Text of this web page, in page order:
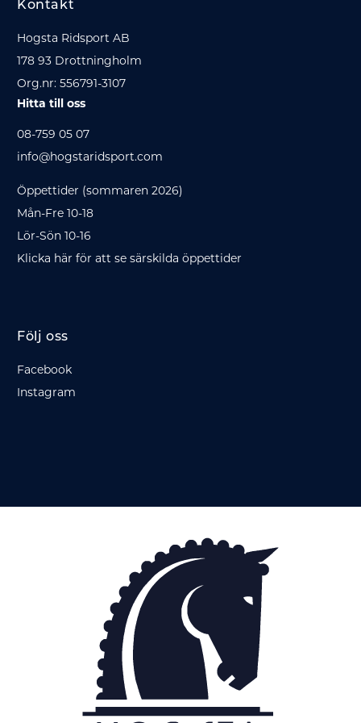
Kontakt
Hogsta Ridsport AB
178 93 Drottningholm
Org.nr: 556791-3107
Hitta till oss
08-759 05 07
info@hogstaridsport.com
Öppettider (sommaren 2026)
Mån-Fre 10-18
Lör-Sön 10-16
Klicka här för att se särskilda öppettider
Följ oss
Facebook
Instagram